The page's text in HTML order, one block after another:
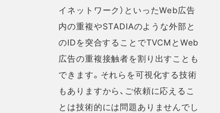
イネットワーク）といったWeb広告
内の重複やSTADIAのような外部と
のIDを突合することでTVCMとWeb
広告の重複接触者を割り出すことも
できます。それらを可視化する技術
もありますから、ご依頼に応えるこ
とは技術的には問題ありませんでし